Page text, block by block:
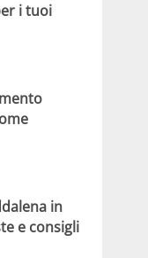
i tuoi
in
e consigli